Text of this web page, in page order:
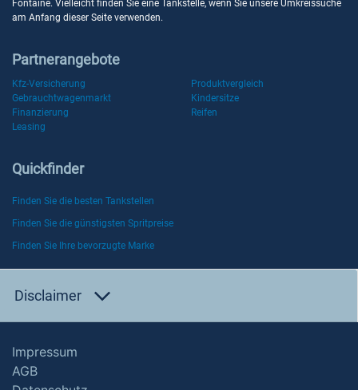
Fontaine. Vielleicht finden Sie eine Tankstelle, wenn Sie unsere Umkreissuche
am Anfang dieser Seite verwenden.
Partnerangebote
Kfz-Versicherung
Produktvergleich
Gebrauchtwagenmarkt
Kindersitze
Finanzierung
Reifen
Leasing
Quickfinder
Finden Sie die besten Tankstellen
Finden Sie die günstigsten Spritpreise
Finden Sie Ihre bevorzugte Marke
Disclaimer
Impressum
AGB